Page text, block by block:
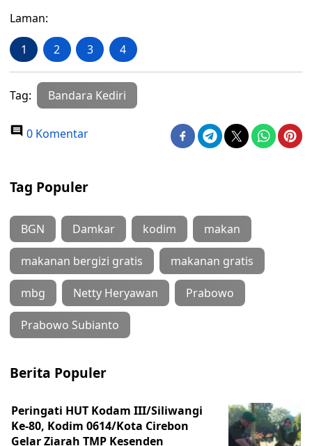
Laman:
1 2 3 4
Tag: Bandara Kediri
0 Komentar
Tag Populer
BGN Damkar kodim makan
makanan bergizi gratis makanan gratis
mbg Netty Heryawan Prabowo
Prabowo Subianto
Berita Populer
Peringati HUT Kodam III/Siliwangi
Ke-80, Kodim 0614/Kota Cirebon
Gelar Ziarah TMP Kesenden